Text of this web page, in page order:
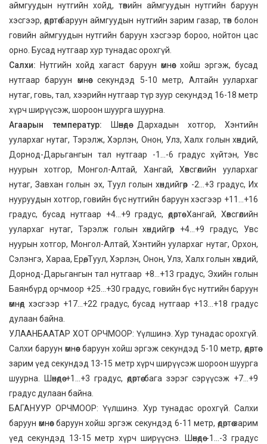
аймгуудын нутгийн хойд, төвийн аймгуудын нутгийн баруун
хэсгээр, өдөртөө баруун аймгуудын нутгийн зарим газар, төв болон
говийн аймгуудын нутгийн баруун хэсгээр бороо, нойтон цас
орно. Бусад нутгаар хур тунадас орохгүй.
Салхи: Нутгийн хойд хагаст баруун өмнөөс хойш эргэж, бусад
нутгаар баруун өмнөөс секундэд 5-10 метр, Алтайн уулархаг
нутаг, говь, тал, хээрийн нутгаар түр зуур секундэд 16-18 метр
хүрч ширүүсэж, шороон шуурга шуурна.
Агаарын температур: Шөнөдөө Дархадын хотгор, Хэнтийн
уулархаг нутаг, Тэрэлж, Хэрлэн, Онон, Улз, Халх голын хөндий,
Дорнод-Дарьгангын тал нутгаар -1…-6 градус хүйтэн, Увс
нуурын хотгор, Монгол-Алтай, Хангай, Хөвсгөлийн уулархаг
нутаг, Завхан голын эх, Туул голын хөндийгөөр -2…+3 градус, Их
нууруудын хотгор, говийн бүс нутгийн баруун хэсгээр +11…+16
градус, бусад нутгаар +4…+9 градус, өдөртөө Хангай, Хөвсгөлийн
уулархаг нутаг, Тэрэлж голын хөндийгөөр +4…+9 градус, Увс
нуурын хотгор, Монгол-Алтай, Хэнтийн уулархаг нутаг, Орхон,
Сэлэнгэ, Хараа, Ерөө, Туул, Хэрлэн, Онон, Улз, Халх голын хөндий,
Дорнод-Дарьгангын тал нутгаар +8…+13 градус, Эхийн голын
Баянбүрд орчмоор +25…+30 градус, говийн бүс нутгийн баруун
өмнөд хэсгээр +17…+22 градус, бусад нутгаар +13…+18 градус
дулаан байна.
УЛААНБААТАР ХОТ ОРЧМООР: Үүлшинэ. Хур тунадас орохгүй.
Салхи баруун өмнөөс баруун хойш эргэж секундэд 5-10 метр, өдөртөө
зарим үед секундэд 13-15 метр хүрч ширүүсэж шороон шуурга
шуурна. Шөнөдөө +1…+3 градус, өдөртөө бага зэрэг сэрүүсэж +7…+9
градус дулаан байна.
БАГАНУУР ОРЧМООР: Үүлшинэ. Хур тунадас орохгүй. Салхи
баруун өмнөөс баруун хойш эргэж секундэд 6-11 метр, өдөртөө зарим
үед секундэд 13-15 метр хүрч ширүүснэ. Шөнөдөө -1…-3 градус